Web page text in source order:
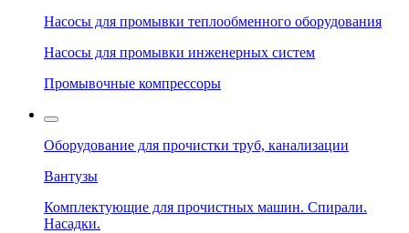
Насосы для промывки теплообменного оборудования
Насосы для промывки инженерных систем
Промывочные компрессоры
Оборудование для прочистки труб, канализации
Вантузы
Комплектующие для прочистных машин. Спирали.
Насадки.